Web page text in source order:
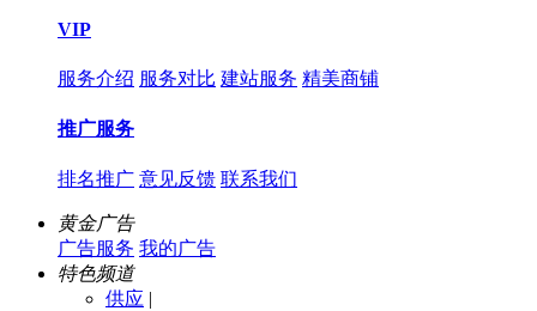
VIP
服务介绍 服务对比 建站服务 精美商铺
推广服务
排名推广 意见反馈 联系我们
黄金广告
广告服务 我的广告
特色频道
供应 |